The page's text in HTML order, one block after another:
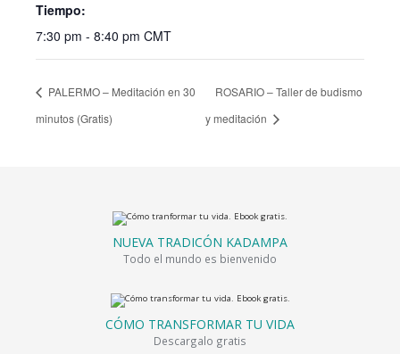
Tiempo:
7:30 pm - 8:40 pm CMT
PALERMO – Meditación en 30
minutos (Gratis)
ROSARIO – Taller de budismo
y meditación
NUEVA TRADICÓN KADAMPA
Todo el mundo es bienvenido
CÓMO TRANSFORMAR TU VIDA
Descargalo gratis